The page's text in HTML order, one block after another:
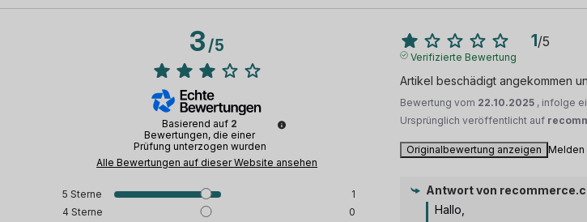
3/5
Basierend auf 2
Bewertungen, die einer
Prüfung unterzogen wurden
Alle Bewertungen auf dieser Website ansehen
5 Sterne
1
4 Sterne
0
1/5
Verifizierte Bewertung
Artikel beschädigt angekommen
Bewertung vom 22.10.2025 , infolge
Ursprünglich veröffentlicht auf
Originalbewertung anzeigen Melden
Antwort von
Hallo,